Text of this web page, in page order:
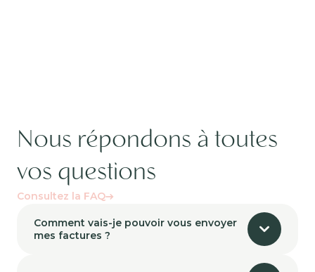
Nous répondons à toutes
vos questions
Consultez la FAQ
Comment vais-je pouvoir vous envoyer
mes factures ?